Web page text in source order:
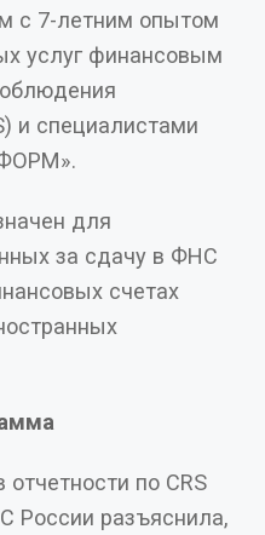
услуг финансовым
и специалистами
за сдачу в ФНС
в отчетности по CRS
разъяснила,